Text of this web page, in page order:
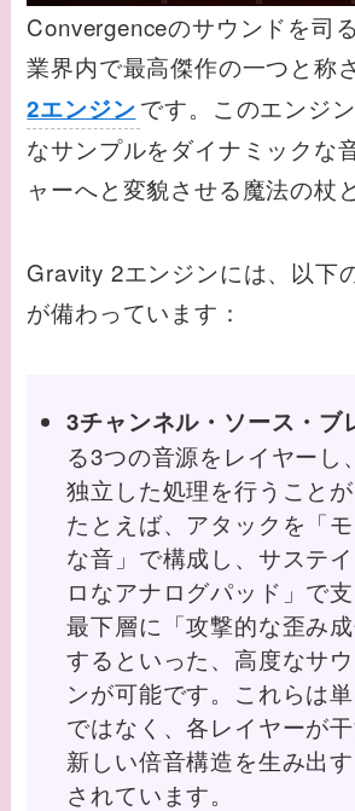
Convergenceのサウンドを司
業界内で最高傑作の一つと称
2エンジン です。このエンジ
なサンプルをダイナミックな
ャーへと変貌させる魔法の杖
Gravity 2エンジンには、以下
が備わっています：
3チャンネル・ソース・ブ
る3つの音源をレイヤーし
独立した処理を行うことが
たとえば、アタックを「
な音」で構成し、サステ
ロなアナログパッド」で
最下層に「攻撃的な歪み
するといった、高度なサ
ンが可能です。これらは
ではなく、各レイヤーが干
新しい倍音構造を生み出
されています。